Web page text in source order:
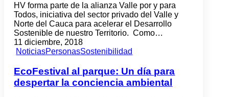
HV forma parte de la alianza Valle por y para
Todos, iniciativa del sector privado del Valle y
Norte del Cauca para acelerar el Desarrollo
Sostenible de nuestro Territorio. Como…
11 diciembre, 2018
NoticiasPersonasSostenibilidad
EcoFestival al parque: Un día para
despertar la conciencia ambiental